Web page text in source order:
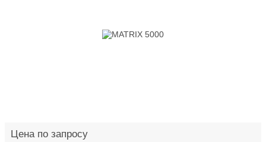
Цена по запросу